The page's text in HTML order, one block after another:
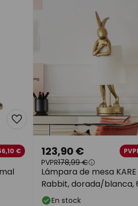
€
Lámpara de mesa
Rabbit, dorada/blanca,
E14
123,90 €
PVPR178,99 €
En stock